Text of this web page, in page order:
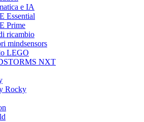
e IA
Essential
Prime
ricambio
mindsensors
LEGO
NXT
Rocky